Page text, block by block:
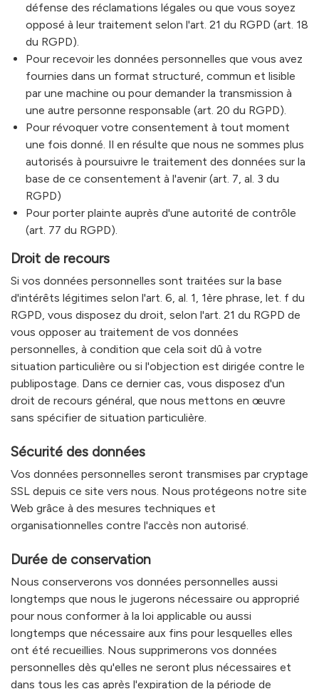
défense des réclamations légales ou que vous soyez
opposé à leur traitement selon l'art. 21 du RGPD (art. 18
du RGPD).
Pour recevoir les données personnelles que vous avez
fournies dans un format structuré, commun et lisible
par une machine ou pour demander la transmission à
une autre personne responsable (art. 20 du RGPD).
Pour révoquer votre consentement à tout moment
une fois donné. Il en résulte que nous ne sommes plus
autorisés à poursuivre le traitement des données sur la
base de ce consentement à l'avenir (art. 7, al. 3 du
RGPD)
Pour porter plainte auprès d'une autorité de contrôle
(art. 77 du RGPD).
Droit de recours
Si vos données personnelles sont traitées sur la base
d'intérêts légitimes selon l'art. 6, al. 1, 1ère phrase, let. f du
RGPD, vous disposez du droit, selon l'art. 21 du RGPD de
vous opposer au traitement de vos données
personnelles, à condition que cela soit dû à votre
situation particulière ou si l'objection est dirigée contre le
publipostage. Dans ce dernier cas, vous disposez d'un
droit de recours général, que nous mettons en œuvre
sans spécifier de situation particulière.
Sécurité des données
Vos données personnelles seront transmises par cryptage
SSL depuis ce site vers nous. Nous protégeons notre site
Web grâce à des mesures techniques et
organisationnelles contre l'accès non autorisé.
Durée de conservation
Nous conserverons vos données personnelles aussi
longtemps que nous le jugerons nécessaire ou approprié
pour nous conformer à la loi applicable ou aussi
longtemps que nécessaire aux fins pour lesquelles elles
ont été recueillies. Nous supprimerons vos données
personnelles dès qu'elles ne seront plus nécessaires et
dans tous les cas après l'expiration de la période de